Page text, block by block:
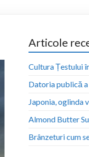
Articole
Cultura Țestului
Datoria publică
Japonia, oglinda
Almond Butter
Brânzeturi cum